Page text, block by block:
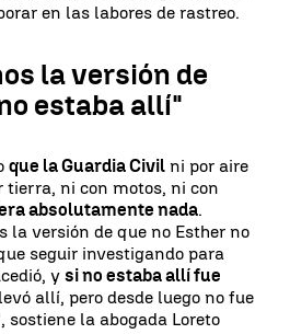
en las labores de rastreo.
la versión de
estaba allí"
que la Guardia Civil ni por aire
tierra, ni con motos, ni con
absolutamente nada.
la versión de que no Esther no
seguir investigando para
y si no estaba allí fue
allí, pero desde luego no fue
sostiene la abogada Loreto